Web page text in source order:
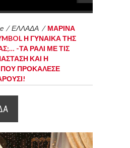
/ΕΛΛΑΔΑ / ΜΑΡΙΝΑ
Η ΓΥΝΑΙΚΑ ΤΗΣ
-ΤΑ ΡΑΛΙ ΜΕ ΤΙΣ
ΚΑΙ Η
ΠΡΟΚΑΛΕΣΕ